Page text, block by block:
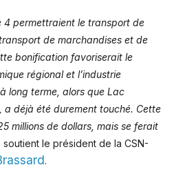
4 permettraient le transport de
de marchandises et de
bonification favoriserait le
régional et l’industrie
long terme, alors que Lac
déjà été durement touché. Cette
millions de dollars, mais se ferait
le président de la CSN-
.